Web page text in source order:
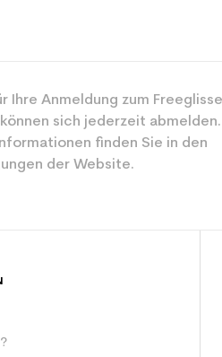
Ihre Anmeldung zum
sich jederzeit abmelden.
finden Sie in den
der Website.